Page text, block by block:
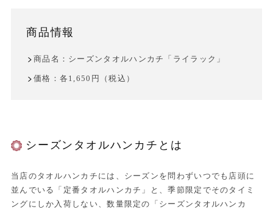
商品情報
商品名：シーズンタオルハンカチ「ライラック」
価格：各1,650円（税込）
シーズンタオルハンカチとは
当店のタオルハンカチには、シーズンを問わずいつでも店頭に
並んでいる「定番タオルハンカチ」と、季節限定でそのタイミ
ングにしか入荷しない、数量限定の「シーズンタオルハンカ